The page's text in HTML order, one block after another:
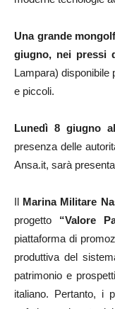
Una grande
giugno, nei pressi
Lampara) disponibile
e piccoli.
Lunedì 8 giugno
presenza delle
Ansa.it, sarà
Il Marina Militare
progetto “Valore
piattaforma di
produttiva del
patrimonio e
italiano. Pertanto, i